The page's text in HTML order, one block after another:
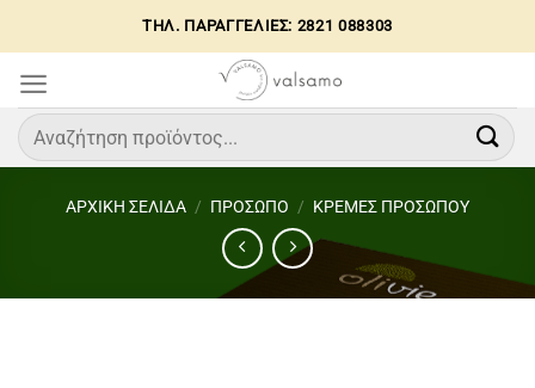
στο
περιεχόμενο
ΤΗΛ. ΠΑΡΑΓΓΕΛΙΕΣ: 2821 088303
Αναζήτηση
για:
ΑΡΧΙΚΉ ΣΕΛΊΔΑ / ΠΡΟΣΩΠΟ / ΚΡΕΜΕΣ ΠΡΟΣΩΠΟΥ